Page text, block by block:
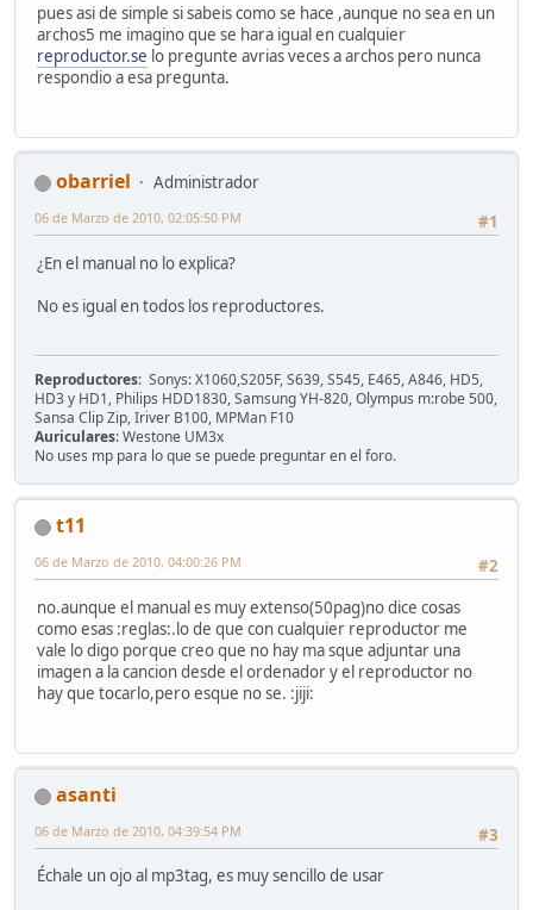
pues asi de simple si sabeis como se hace ,aunque no sea en un
archos5 me imagino que se hara igual en cualquier
reproductor.se lo pregunte avrias veces a archos pero nunca
respondio a esa pregunta.
obarriel
Administrador
#1
06 de Marzo de 2010, 02:05:50 PM
¿En el manual no lo explica?
No es igual en todos los reproductores.
Reproductores: Sonys: X1060,S205F, S639, S545, E465, A846, HD5,
HD3 y HD1, Philips HDD1830, Samsung YH-820, Olympus m:robe 500,
Sansa Clip Zip, Iriver B100, MPMan F10
Auriculares: Westone UM3x
No uses mp para lo que se puede preguntar en el foro.
t11
#2
06 de Marzo de 2010, 04:00:26 PM
no.aunque el manual es muy extenso(50pag)no dice cosas
como esas :reglas:.lo de que con cualquier reproductor me
vale lo digo porque creo que no hay ma sque adjuntar una
imagen a la cancion desde el ordenador y el reproductor no
hay que tocarlo,pero esque no se. :jiji:
asanti
#3
06 de Marzo de 2010, 04:39:54 PM
Échale un ojo al mp3tag, es muy sencillo de usar